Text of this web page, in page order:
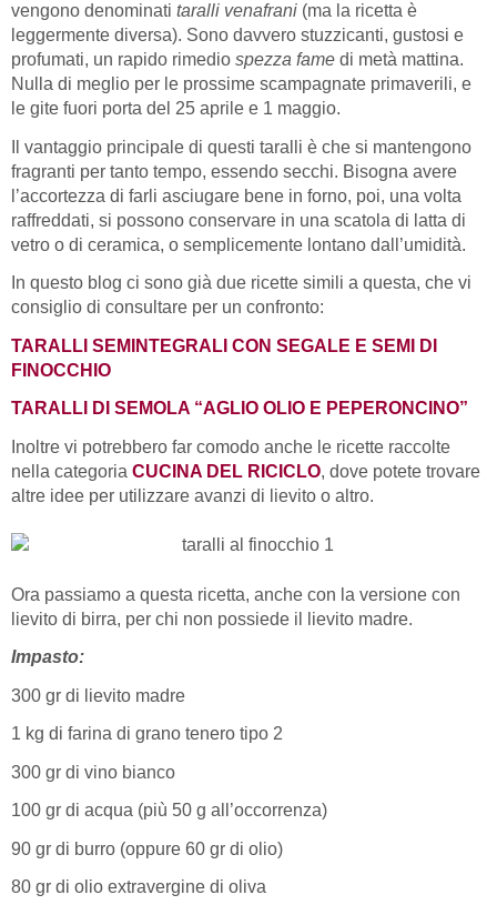
vengono denominati taralli venafrani (ma la ricetta è
leggermente diversa). Sono davvero stuzzicanti, gustosi e
profumati, un rapido rimedio spezza fame di metà mattina.
Nulla di meglio per le prossime scampagnate primaverili, e
le gite fuori porta del 25 aprile e 1 maggio.
Il vantaggio principale di questi taralli è che si mantengono
fragranti per tanto tempo, essendo secchi. Bisogna avere
l’accortezza di farli asciugare bene in forno, poi, una volta
raffreddati, si possono conservare in una scatola di latta di
vetro o di ceramica, o semplicemente lontano dall’umidità.
In questo blog ci sono già due ricette simili a questa, che vi
consiglio di consultare per un confronto:
TARALLI SEMINTEGRALI CON SEGALE E SEMI DI
FINOCCHIO
TARALLI DI SEMOLA “AGLIO OLIO E PEPERONCINO”
Inoltre vi potrebbero far comodo anche le ricette raccolte
nella categoria CUCINA DEL RICICLO, dove potete trovare
altre idee per utilizzare avanzi di lievito o altro.
Ora passiamo a questa ricetta, anche con la versione con
lievito di birra, per chi non possiede il lievito madre.
Impasto:
300 gr di lievito madre
1 kg di farina di grano tenero tipo 2
300 gr di vino bianco
100 gr di acqua (più 50 g all’occorrenza)
90 gr di burro (oppure 60 gr di olio)
80 gr di olio extravergine di oliva